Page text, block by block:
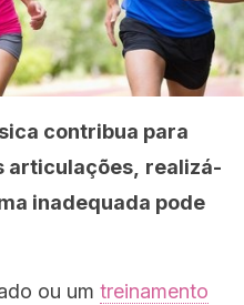
contribua para
articulações, realizá-
inadequada pode
ou um treinamento